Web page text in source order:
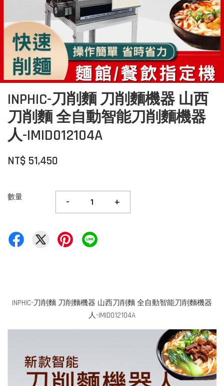
INPHIC-刀削麵 刀削麵機器 山西
刀削麵 全自動智能刀削麵機器
人-IMID012104A
NT$ 51,450
數量 - +
INPHIC-刀削麵 刀削麵機器 山西刀削麵 全自動智能刀削麵機器
人-IMID012104A